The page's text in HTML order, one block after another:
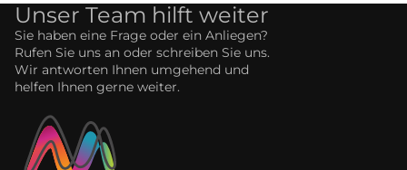
Unser Team hilft weiter
Sie haben eine Frage oder ein Anliegen?
Rufen Sie uns an oder schreiben Sie uns.
Wir antworten Ihnen umgehend und
helfen Ihnen gerne weiter.